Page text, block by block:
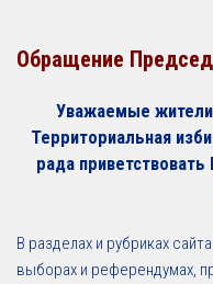
Обращение
Уважаемые жители
Территориальная
рада
В разделах и рубриках
выборах и референдумах,